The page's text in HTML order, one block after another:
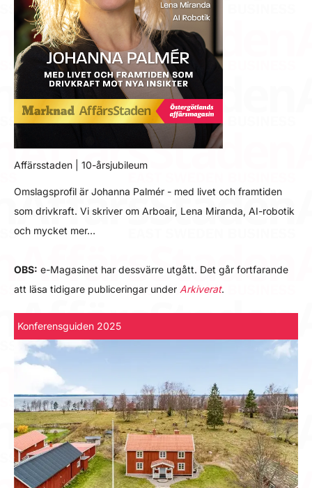
Affärsstaden | 10-årsjubileum
Omslagsprofil är Johanna Palmér - med livet och framtiden
som drivkraft. Vi skriver om Arboair, Lena Miranda, AI-robotik
och mycket mer…
OBS: e-Magasinet har dessvärre utgått. Det går fortfarande
att läsa tidigare publiceringar under Arkiverat.
Konferensguiden 2025